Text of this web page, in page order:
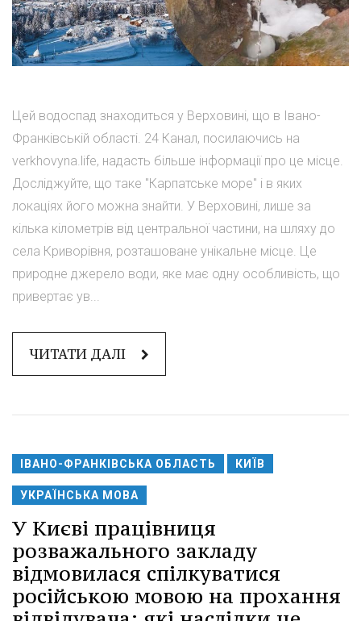
Цей водоспад знаходиться у Верховині, що в Івано-
Франківській області. 24 Канал, посилаючись на
verkhovyna.life, надасть більше інформації про це місце.
Досліджуйте, що таке "Карпатське море" і в яких
локаціях його можна знайти. У Верховині, лише за
кілька кілометрів від центральної частини, на шляху до
села Криворівня, розташоване унікальне місце. Це
природне джерело води, яке має одну особливість, що
привертає ув...
ЧИТАТИ ДАЛІ
ІВАНО-ФРАНКІВСЬКА ОБЛАСТЬ КИЇВ
УКРАЇНСЬКА МОВА
У Києві працівниця
розважального закладу
відмовилася спілкуватися
російською мовою на прохання